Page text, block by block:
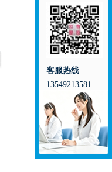
客服热线
13549213581